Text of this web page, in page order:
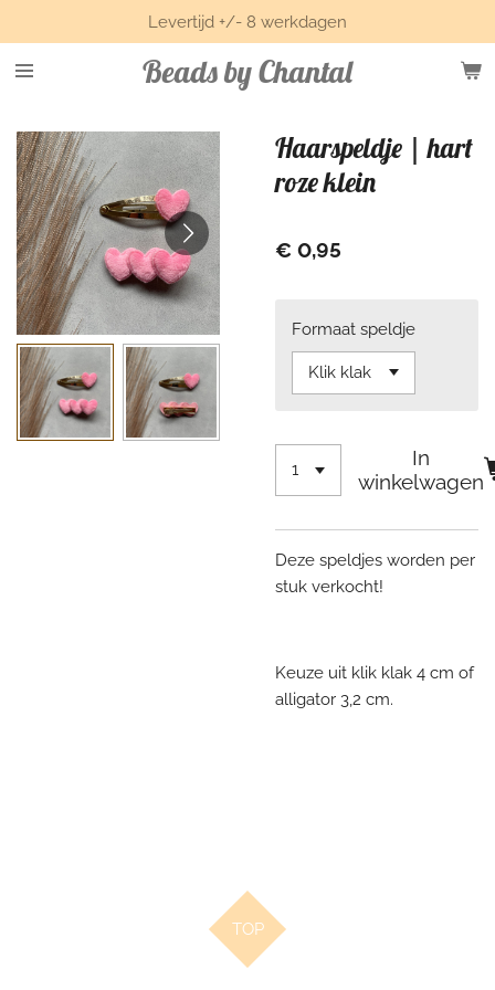
direct
naar
hoofdinhoud
Beads by Chantal
Levertijd +/- 8 werkdagen
Haarspeldje | hart
roze klein
€ 0,95
Formaat speldje
In
winkelwagen
Deze speldjes worden per
stuk verkocht!
Keuze uit klik klak 4 cm of
alligator 3,2 cm.
TOP